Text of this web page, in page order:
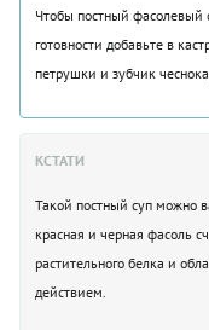
Чтобы постный фасолевый
готовности добавьте в
петрушки и зубчик
КСТАТИ
Такой постный суп можно
красная и черная фасоль
растительного белка и
действием.